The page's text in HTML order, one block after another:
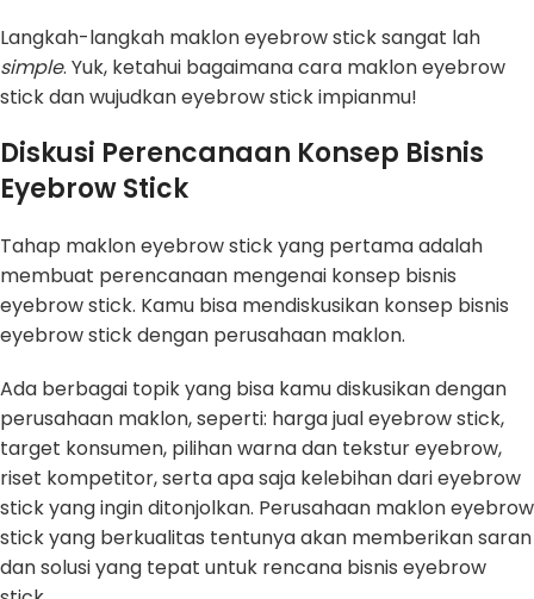
Langkah-langkah maklon eyebrow stick sangat lah
simple. Yuk, ketahui bagaimana cara maklon eyebrow
stick dan wujudkan eyebrow stick impianmu!
Diskusi Perencanaan Konsep Bisnis
Eyebrow Stick
Tahap maklon eyebrow stick yang pertama adalah
membuat perencanaan mengenai konsep bisnis
eyebrow stick. Kamu bisa mendiskusikan konsep bisnis
eyebrow stick dengan perusahaan maklon.
Ada berbagai topik yang bisa kamu diskusikan dengan
perusahaan maklon, seperti: harga jual eyebrow stick,
target konsumen, pilihan warna dan tekstur eyebrow,
riset kompetitor, serta apa saja kelebihan dari eyebrow
stick yang ingin ditonjolkan. Perusahaan maklon eyebrow
stick yang berkualitas tentunya akan memberikan saran
dan solusi yang tepat untuk rencana bisnis eyebrow